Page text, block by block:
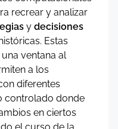
recrear y analizar
y decisiones
Estas
ventana al
a los
diferentes
controlado donde
en ciertos